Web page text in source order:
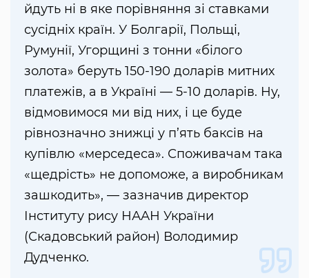
йдуть ні в яке порівняння зі ставками
сусідніх країн. У Болгарії, Польщі,
Румунії, Угорщині з тонни «білого
золота» беруть 150-190 доларів митних
платежів, а в Україні — 5-10 доларів. Ну,
відмовимося ми від них, і це буде
рівнозначно знижці у п’ять баксів на
купівлю «мерседеса». Споживачам така
«щедрість» не допоможе, а виробникам
зашкодить», — зазначив директор
Інституту рису НААН України
(Скадовський район) Володимир
Дудченко.